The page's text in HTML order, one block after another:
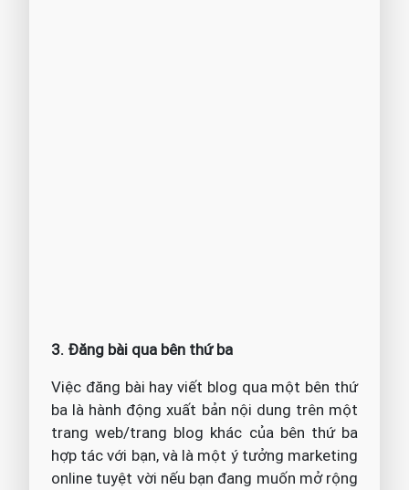
3. Đăng bài qua bên thứ ba
Việc đăng bài hay viết blog qua một bên thứ
ba là hành động xuất bản nội dung trên một
trang web/trang blog khác của bên thứ ba
hợp tác với bạn, và là một ý tưởng marketing
online tuyệt vời nếu bạn đang muốn mở rộng